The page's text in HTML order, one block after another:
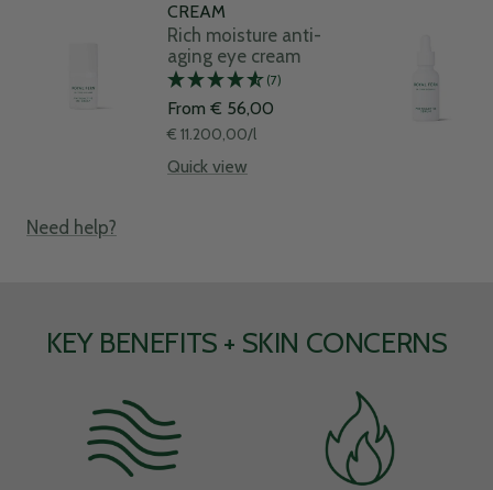
CREAM
Rich moisture anti-
aging eye cream
(7)
Sale
price
From € 56,00
€ 11.200,00/l
Quick view
Need help?
KEY BENEFITS + SKIN CONCERNS